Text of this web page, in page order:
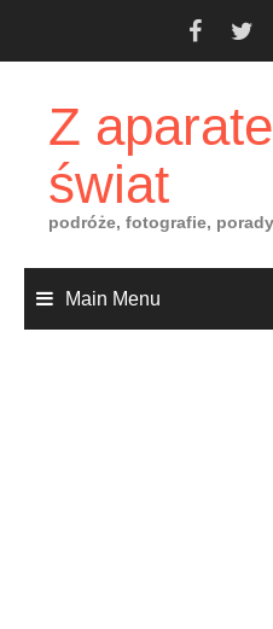
Z
świat
podróże, fotografie,
Main Menu